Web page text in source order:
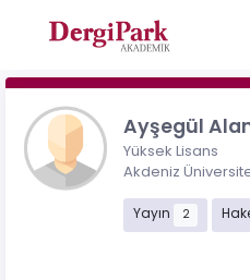
Ayşegül
Yüksek Lisans
Akdeniz
Yayın 2